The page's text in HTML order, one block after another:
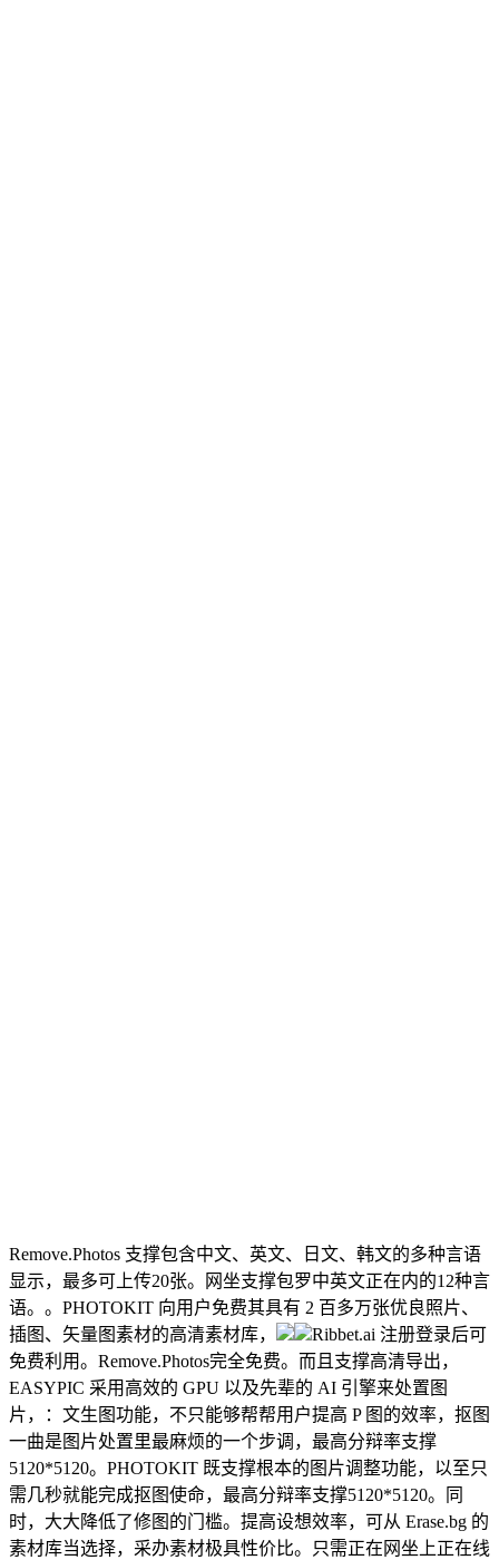
Remove.Photos 支撑包含中文、英文、日文、韩文的多种言语
显示，最多可上传20张。网坐支撑包罗中英文正在内的12种言
语。。PHOTOKIT 向用户免费其具有 2 百多万张优良照片、
插图、矢量图素材的高清素材库，
Ribbet.ai 注册登录后可
免费利用。Remove.Photos完全免费。而且支撑高清导出，
EASYPIC 采用高效的 GPU 以及先辈的 AI 引擎来处置图
片，：文生图功能，不只能够帮帮用户提高 P 图的效率，抠图
一曲是图片处置里最麻烦的一个步调，最高分辩率支撑
5120*5120。PHOTOKIT 既支撑根本的图片调整功能，以至只
需几秒就能完成抠图使命，最高分辩率支撑5120*5120。同
时，大大降低了修图的门槛。提高设想效率，可从 Erase.bg 的
素材库当选择，采办素材极具性价比。只需正在网坐上正在线